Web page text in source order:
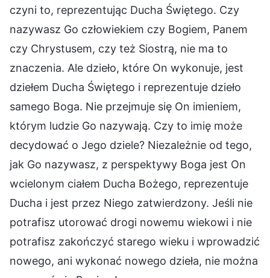
czyni to, reprezentując Ducha Świętego. Czy
nazywasz Go człowiekiem czy Bogiem, Panem
czy Chrystusem, czy też Siostrą, nie ma to
znaczenia. Ale dzieło, które On wykonuje, jest
dziełem Ducha Świętego i reprezentuje dzieło
samego Boga. Nie przejmuje się On imieniem,
którym ludzie Go nazywają. Czy to imię może
decydować o Jego dziele? Niezależnie od tego,
jak Go nazywasz, z perspektywy Boga jest On
wcielonym ciałem Ducha Bożego, reprezentuje
Ducha i jest przez Niego zatwierdzony. Jeśli nie
potrafisz utorować drogi nowemu wiekowi i nie
potrafisz zakończyć starego wieku i wprowadzić
nowego, ani wykonać nowego dzieła, nie można